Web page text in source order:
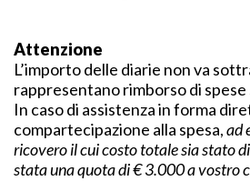
Attenzione
L’importo delle diarie non va
rappresentano rimborso di
In caso di assistenza in forma
compartecipazione alla spesa,ad
ricovero il cui costo totale sia stato
stata una quota di € 3.000 a vostro